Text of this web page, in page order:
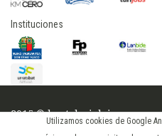
Utilizamos cookies de Google
Instituciones
2015 © hostelerialeioa